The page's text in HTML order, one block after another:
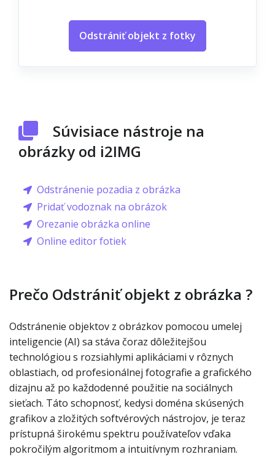
Odstrániť objekt z fotky
Súvisiace nástroje na
obrázky od i2IMG
Odstránenie pozadia z obrázka
Pridať vodoznak na obrázok
Orezanie obrázka online
Online editor fotiek
Prečo Odstrániť objekt z obrázka ?
Odstránenie objektov z obrázkov pomocou umelej
inteligencie (AI) sa stáva čoraz dôležitejšou
technológiou s rozsiahlymi aplikáciami v rôznych
oblastiach, od profesionálnej fotografie a grafického
dizajnu až po každodenné použitie na sociálnych
sieťach. Táto schopnosť, kedysi doména skúsených
grafikov a zložitých softvérových nástrojov, je teraz
prístupná širokému spektru používateľov vďaka
pokročilým algoritmom a intuitívnym rozhraniam.